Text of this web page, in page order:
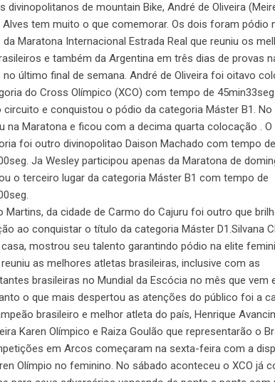
divinopolitanos de mountain Bike, André de Oliveira
Alves tem muito o que comemorar. Os dois foram pódio
Maratona Internacional Estrada Real que reuniu os
e também da Argentina em três dias de provas
último final de semana. André de Oliveira foi oitavo
do Cross Olímpico (XCO) com tempo de
circuito e conquistou o pódio da categoria Máster B1. No
na Maratona e ficou com a decima quarta colocação . O
foi outro divinopolitao Daison Machado com tempo de
Ja Wesley participou apenas da Maratona de
o terceiro lugar da categoria Máster B1 com tempo de
Martins, da cidade de Carmo do Cajuru foi outro que
ao conquistar o título da categoria Máster D1.Silvana
mostrou seu talento garantindo pódio na elite
reuniu as melhores atletas brasileiras, inclusive com as
brasileiras no Mundial da Escócia no mês que vem
o que mais despertou as atenções do público foi a
brasileiro e melhor atleta do país, Henrique
Karen Olímpico e Raiza Goulão que representarão o
em Arcos começaram na sexta-feira com a
Olímpio no feminino. No sábado aconteceu o XCO já